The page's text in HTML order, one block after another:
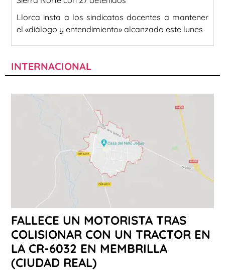
Llorca insta a los sindicatos docentes a mantener
el «diálogo y entendimiento» alcanzado este lunes
INTERNACIONAL
FALLECE UN MOTORISTA TRAS
COLISIONAR CON UN TRACTOR EN
LA CR-6032 EN MEMBRILLA
(CIUDAD REAL)